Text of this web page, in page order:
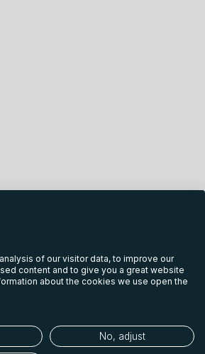
of our visitor data, to improve our
content and to give you a great website
about the cookies we use open the
No, adjust